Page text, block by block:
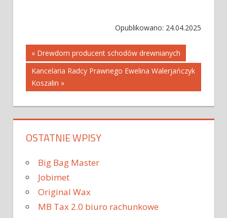
Opublikowano: 24.04.2025
Nawigacja
wpisu
« Drewdom producent schodów drewnianych
Kancelaria Radcy Prawnego Ewelina Walerjańczyk
Koszalin »
OSTATNIE WPISY
Big Bag Master
Jobimet
Original Wax
MB Tax 2.0 biuro rachunkowe